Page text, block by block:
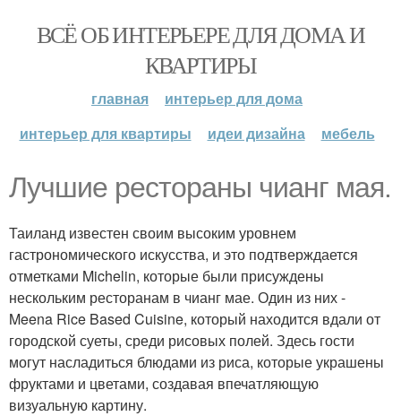
ВСЁ ОБ ИНТЕРЬЕРЕ ДЛЯ ДОМА И
КВАРТИРЫ
главная
интерьер для дома
интерьер для квартиры
идеи дизайна мебель
Лучшие рестораны чианг мая.
Таиланд известен своим высоким уровнем
гастрономического искусства, и это подтверждается
отметками Michelin, которые были присуждены
нескольким ресторанам в чианг мае. Один из них -
Meena Rice Based Cuisine, который находится вдали от
городской суеты, среди рисовых полей. Здесь гости
могут насладиться блюдами из риса, которые украшены
фруктами и цветами, создавая впечатляющую
визуальную картину.